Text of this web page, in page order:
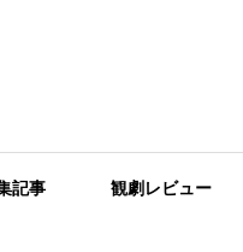
記事 観劇レビュー